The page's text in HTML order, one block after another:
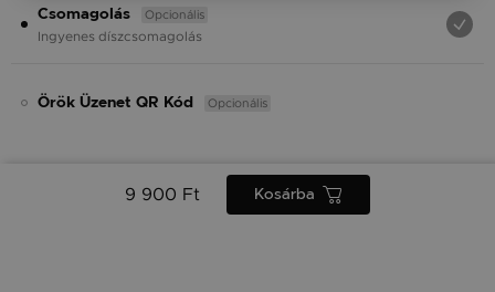
Csomagolás Opcionális
Ingyenes díszcsomagolás
Örök Üzenet QR Kód Opcionális
9 900 Ft Kosárba